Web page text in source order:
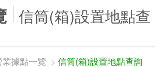
信筒(箱)設置地點查
業據點一覽 >信筒(箱)設置地點查詢